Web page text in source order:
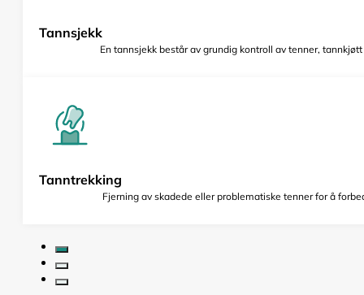
Tannsjekk
En tannsjekk består av grundig kontroll av tenner,
Tanntrekking
Fjerning av skadede eller problematiske tenner for å